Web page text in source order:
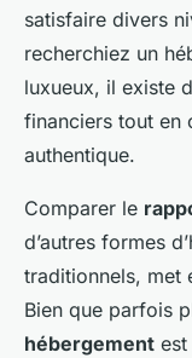
satisfaire divers
recherchiez un
luxueux, il existe
financiers tout en
authentique.
Comparer le
d’autres formes
traditionnels, met
Bien que parfois
hébergement